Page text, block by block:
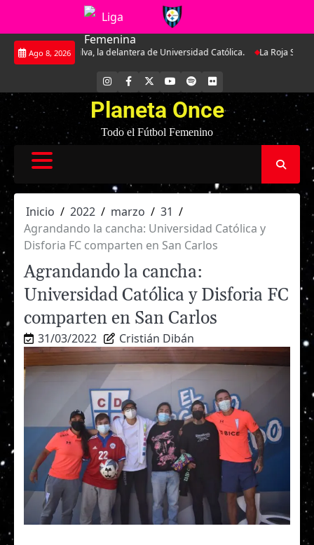
Saltar
Ago 8, 2026
Silva, la delantera de Universidad Católica. La Roja Sub-17 midió fuerzas
INSTAGRAM
FACEBOOK YOUTUBE
SPOTIFYFLICKR
Planeta Once
Todo el Fútbol Femenino
Inicio 2022 marzo
31
Agrandando la cancha: Universidad Católica y
Disforia FC comparten en San Carlos
Agrandando la cancha:
Universidad Católica y Disforia FC
comparten en San Carlos
31/03/2022 Cristián Dibán